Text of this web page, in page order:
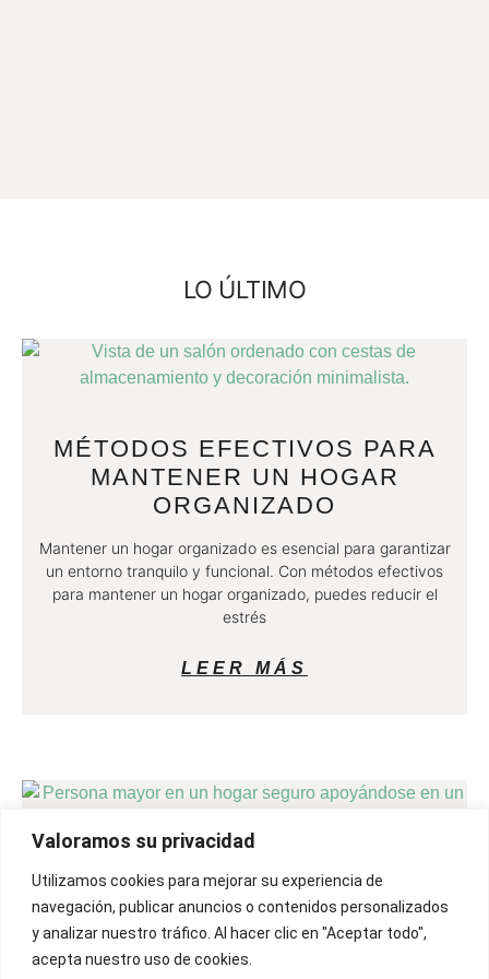
Valoramos su privacidad
Utilizamos cookies para mejorar su experiencia de
navegación, publicar anuncios o contenidos personalizados
y analizar nuestro tráfico. Al hacer clic en "Aceptar todo",
acepta nuestro uso de cookies.
LO ÚLTIMO
MÉTODOS EFECTIVOS PARA
MANTENER UN HOGAR
ORGANIZADO
Mantener un hogar organizado es esencial para garantizar
un entorno tranquilo y funcional. Con métodos efectivos
para mantener un hogar organizado, puedes reducir el
estrés
LEER MÁS
CÓMO PREPARAR EL HOGAR
PARA LA SEGURIDAD DE LOS
MAYORES: CONSEJOS Y